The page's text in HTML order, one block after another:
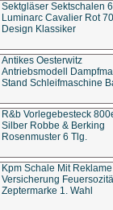
Sektgläser Sektschalen
Luminarc Cavalier Rot
Design Klassiker
Antikes Oesterwitz
Antriebsmodell
Stand Schleifmaschine
R&b Vorlegebesteck
Silber Robbe & Berking
Rosenmuster 6 Tlg.
Kpm Schale Mit Reklame
Versicherung
Zeptermarke 1. Wahl